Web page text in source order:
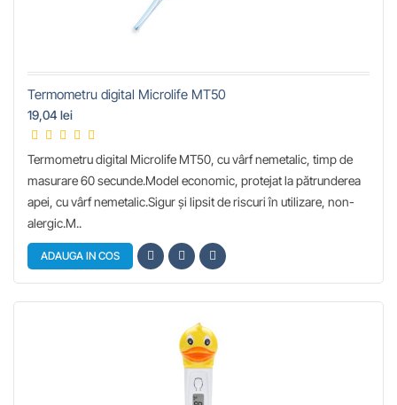
Termometru digital Microlife MT50
19,04 lei
Termometru digital Microlife MT50, cu vârf nemetalic, timp de
masurare 60 secunde.Model economic, protejat la pătrunderea
apei, cu vârf nemetalic.Sigur și lipsit de riscuri în utilizare, non-
alergic.M..
ADAUGA IN COS